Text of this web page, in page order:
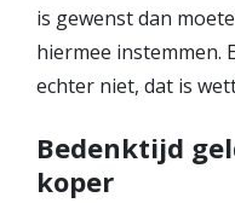
Starterslening
Financiële check
Banken
Reviews
is gewenst dan
hiermee instemmen.
echter niet, dat is
Bedenktijd
koper